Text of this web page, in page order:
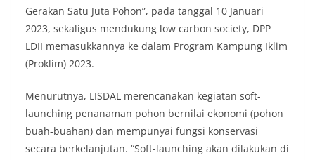
Gerakan Satu Juta Pohon”, pada tanggal 10 Januari
2023, sekaligus mendukung low carbon society, DPP
LDII memasukkannya ke dalam Program Kampung Iklim
(Proklim) 2023.
Menurutnya, LISDAL merencanakan kegiatan soft-
launching penanaman pohon bernilai ekonomi (pohon
buah-buahan) dan mempunyai fungsi konservasi
secara berkelanjutan. “Soft-launching akan dilakukan di